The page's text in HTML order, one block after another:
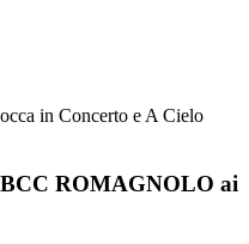
in Concerto e A Cielo
ROMAGNOLO ai